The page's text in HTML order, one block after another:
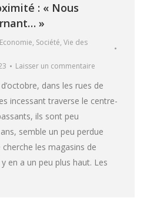
: « Nous
»
Economie, Société, Vie des
Laisser un commentaire
dans les rues de
incessant traverse le centre-
ils sont peu
semble un peu perdue
cherche les magasins de
en a un peu plus haut. Les